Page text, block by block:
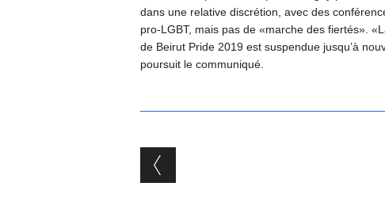
dans une relative discrétion, avec des
pro-LGBT, mais pas de «marche des fiertés».
de Beirut Pride 2019 est suspendue jusqu’à
poursuit le communiqué.
Post navigation